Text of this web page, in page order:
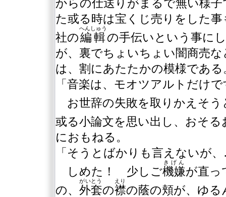
からの仕送りがまるで無い様子
た或る時は宝くじ売りをした
社の編輯
へんしゅう
の手伝いという事に
が、裏でちょいちょい闇商売
は、割にあたたかの模様である
「音楽は、モオツアルトだけ
お世辞の失敗を取りかえそう
或る小論文を思い出し、おそ
におもねる。
「そうとばかりも言えないが
しめた！ 少しご機嫌
きげん
が直っ
の、 外套
がいとう
の襟
えり
の蔭の頬が、ゆ